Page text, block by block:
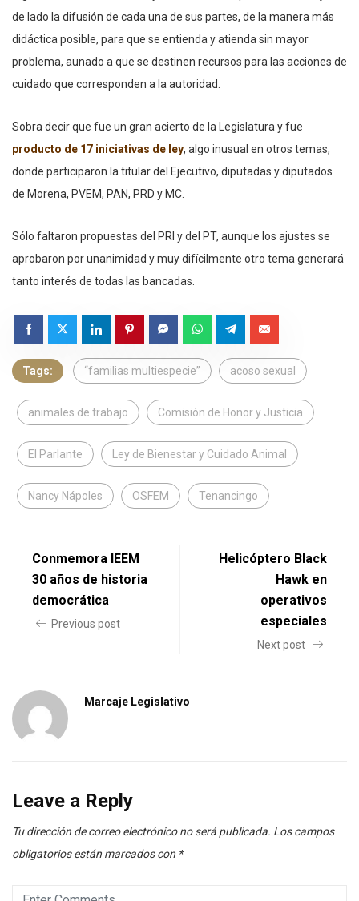
de lado la difusión de cada una de sus partes, de la manera más
didáctica posible, para que se entienda y atienda sin mayor
problema, aunado a que se destinen recursos para las acciones de
cuidado que corresponden a la autoridad.
Sobra decir que fue un gran acierto de la Legislatura y fue
producto de 17 iniciativas de ley, algo inusual en otros temas,
donde participaron la titular del Ejecutivo, diputadas y diputados
de Morena, PVEM, PAN, PRD y MC.
Sólo faltaron propuestas del PRI y del PT, aunque los ajustes se
aprobaron por unanimidad y muy difícilmente otro tema generará
tanto interés de todas las bancadas.
Tags: “familias multiespecie” acoso sexual
animales de trabajo Comisión de Honor y Justicia
El Parlante Ley de Bienestar y Cuidado Animal
Nancy Nápoles OSFEM Tenancingo
Conmemora IEEM
30 años de historia
democrática
Previous post
Helicóptero Black
Hawk en
operativos
especiales
Next post
Marcaje Legislativo
Leave a Reply
Tu dirección de correo electrónico no será publicada. Los campos
obligatorios están marcados con *